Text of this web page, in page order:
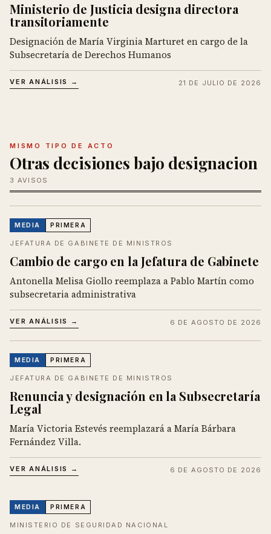
Ministerio de Justicia designa directora
transitoriamente
Designación de María Virginia Marturet en cargo de la
Subsecretaría de Derechos Humanos
VER ANÁLISIS → 21 DE JULIO DE 2026
MISMO TIPO DE ACTO
Otras decisiones bajo designacion
3 AVISOS
MEDIA PRIMERA
JEFATURA DE GABINETE DE MINISTROS
Cambio de cargo en la Jefatura de Gabinete
Antonella Melisa Giollo reemplaza a Pablo Martín como
subsecretaria administrativa
VER ANÁLISIS → 6 DE AGOSTO DE 2026
MEDIA PRIMERA
JEFATURA DE GABINETE DE MINISTROS
Renuncia y designación en la Subsecretaría
Legal
María Victoria Estevés reemplazará a María Bárbara
Fernández Villa.
VER ANÁLISIS → 6 DE AGOSTO DE 2026
MEDIA PRIMERA
MINISTERIO DE SEGURIDAD NACIONAL